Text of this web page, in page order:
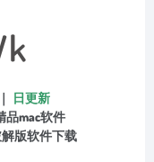
｜
日更新
品mac软件
版软件下载